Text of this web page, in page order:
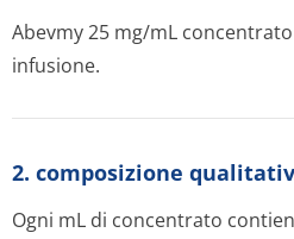
Abevmy 25 mg/mL
infusione.
2. composizione
Ogni mL di concentrato